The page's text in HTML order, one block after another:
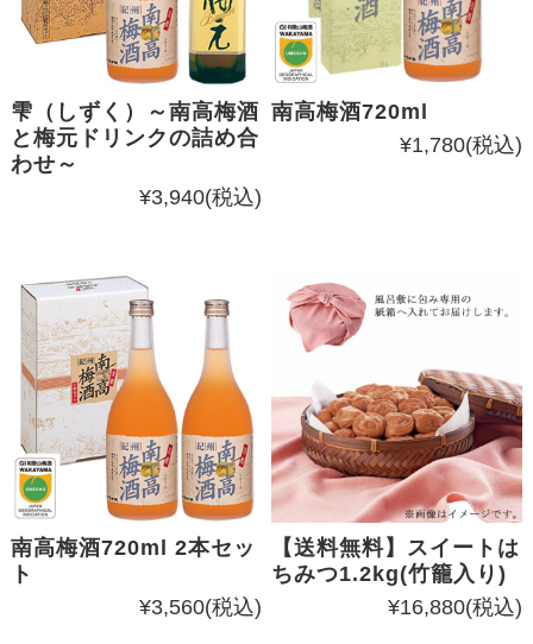
雫（しずく）～南高梅酒
と梅元ドリンクの詰め合
わせ～
¥3,940(税込)
南高梅酒720ml
¥1,780(税込)
南高梅酒720ml 2本セッ
ト
¥3,560(税込)
【送料無料】スイートは
ちみつ1.2kg(竹籠入り)
¥16,880(税込)